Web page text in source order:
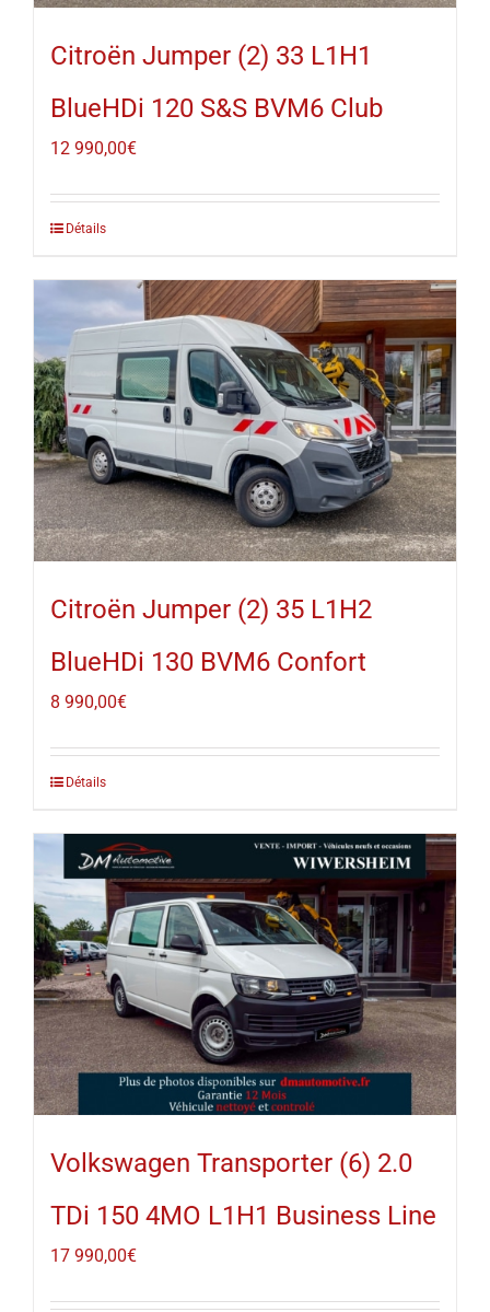
Citroën Jumper (2) 33 L1H1
BlueHDi 120 S&S BVM6 Club
12 990,00€
Détails
Citroën Jumper (2) 35 L1H2
BlueHDi 130 BVM6 Confort
8 990,00€
Détails
Volkswagen Transporter (6) 2.0
TDi 150 4MO L1H1 Business Line
17 990,00€